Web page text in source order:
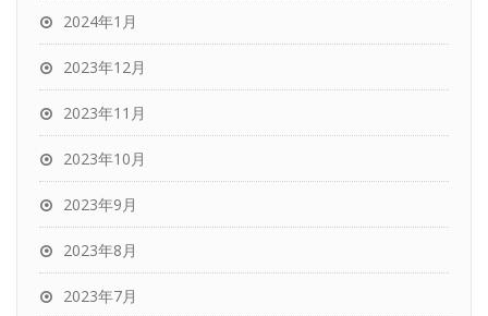
2024年1月
2023年12月
2023年11月
2023年10月
2023年9月
2023年8月
2023年7月